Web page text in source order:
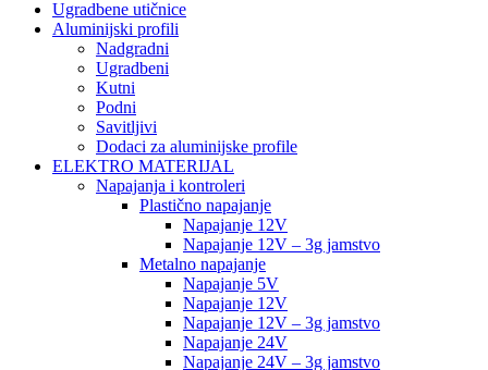
Ugradbene utičnice
Aluminijski profili
Nadgradni
Ugradbeni
Kutni
Podni
Savitljivi
Dodaci za aluminijske profile
ELEKTRO MATERIJAL
Napajanja i kontroleri
Plastično napajanje
Napajanje 12V
Napajanje 12V – 3g jamstvo
Metalno napajanje
Napajanje 5V
Napajanje 12V
Napajanje 12V – 3g jamstvo
Napajanje 24V
Napajanje 24V – 3g jamstvo